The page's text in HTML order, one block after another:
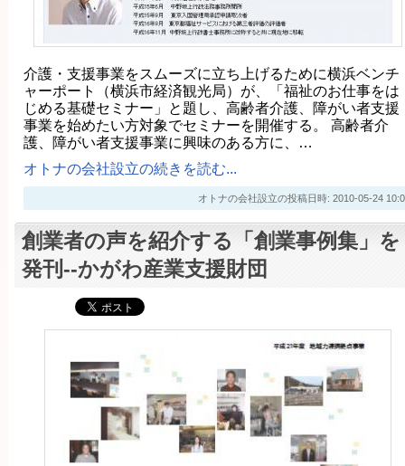
介護・支援事業をスムーズに立ち上げるために横浜ベンチ
ャーポート（横浜市経済観光局）が、「福祉のお仕事をは
じめる基礎セミナー」と題し、高齢者介護、障がい者支援
事業を始めたい方対象でセミナーを開催する。 高齢者介
護、障がい者支援事業に興味のある方に、…
オトナの会社設立の続きを読む...
オトナの会社設立の投稿日時: 2010-05-24
創業者の声を紹介する「創業事例集」を
発刊--かがわ産業支援財団